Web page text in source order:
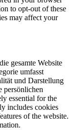
to opt-out of these
may affect your
gesamte Website
umfasst
und Darstellung
persönlichen
essential for the
includes cookies
of the website.